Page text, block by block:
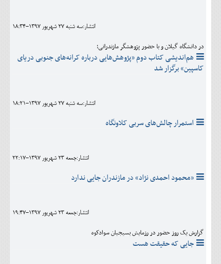
فرهنگی و هنری
اقتصادی
انتشار:سه شنبه 27 شهريور 1397-18:34
در دانشگاه گیلان و با حضور پژوهشگر مازندرانی؛
هم‌اندیشی کتاب دوم «پژوهش‌هایی درباره کرانه‌های جنوبی دریای
کاسپین» برگزار شد
انتشار:سه شنبه 27 شهريور 1397-18:21
استمرار چالش‌های سربی کلاونگاه
انتشار:جمعه 23 شهريور 1397-22:17
«محمود احمدی نژاد» در مازندران جایی ندارد
انتشار:جمعه 23 شهريور 1397-19:47
گزارش یک روز حضور در رزمایش بسیجیان سوادکوه
جایی که حقیقت هست